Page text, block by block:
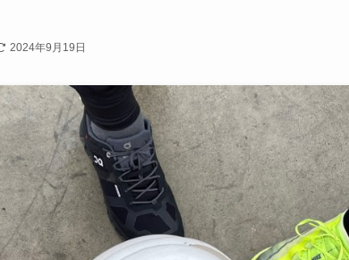
2024年9月19日